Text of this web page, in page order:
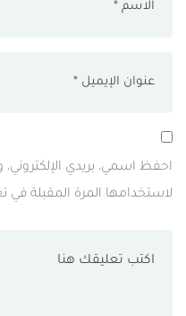
احفظ اسمي، بريدي
لاستخدامها المرة المقبلة في